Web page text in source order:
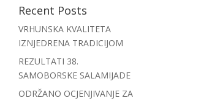
Recent Posts
VRHUNSKA KVALITETA
IZNJEDRENA TRADICIJOM
REZULTATI 38.
SAMOBORSKE SALAMIJADE
ODRŽANO OCJENJIVANJE ZA